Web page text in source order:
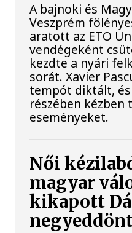
A bajnoki és
Veszprém
aratott az ETO
vendégeként
kezdte a nyári
sorát. Xavier
tempót diktált,
részében kézben
eseményeket.
Női
magyar
kikapott